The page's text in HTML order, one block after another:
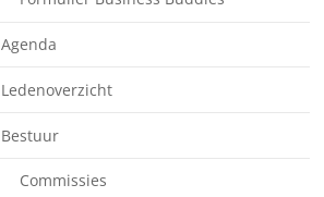
Agenda
Ledenoverzicht
Bestuur
Commissies